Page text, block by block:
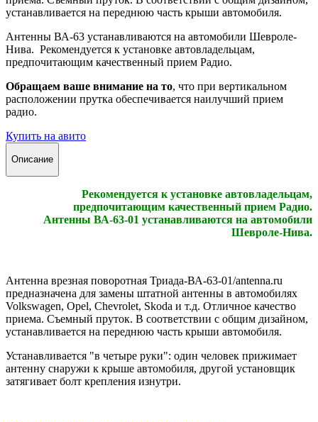
устанавливается на переднюю часть крыши автомобиля.
Антенны ВА-63 устанавливаются на автомобили Шевроле-
Нива. Рекомендуется к установке автовладельцам,
предпочитающим качественный прием Радио.
Обращаем ваше внимание на то, что при вертикальном
расположении прутка обеспечивается наилучший прием
радио.
Купить на авито
Описание
Рекомендуется к установке автовладельцам,
предпочитающим качественный прием Радио.
Антенны ВА-63-01 устанавливаются на автомобили
Шевроле-Нива.
Антенна врезная поворотная Триада-ВА-63-01/antenna.ru
предназначена для замены штатной антенны в автомобилях
Volkswagen, Opel, Chevrolet, Skoda и т.д. Отличное качество
приема. Съемный пруток. В соответствии с общим дизайном,
устанавливается на переднюю часть крыши автомобиля.
Устанавливается "в четыре руки": один человек прижимает
антенну снаружи к крыше автомобиля, другой установщик
затягивает болт крепления изнутри.